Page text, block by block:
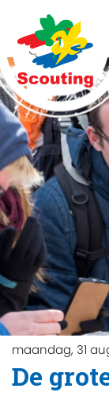
maandag, 31
De